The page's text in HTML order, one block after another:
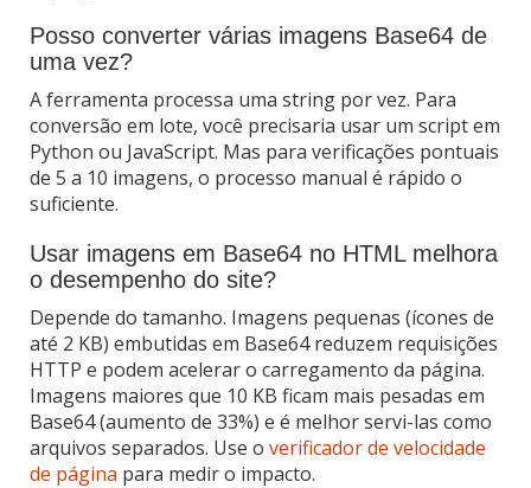
Posso converter várias imagens Base64 de
uma vez?
A ferramenta processa uma string por vez. Para
conversão em lote, você precisaria usar um script em
Python ou JavaScript. Mas para verificações pontuais
de 5 a 10 imagens, o processo manual é rápido o
suficiente.
Usar imagens em Base64 no HTML melhora
o desempenho do site?
Depende do tamanho. Imagens pequenas (ícones de
até 2 KB) embutidas em Base64 reduzem requisições
HTTP e podem acelerar o carregamento da página.
Imagens maiores que 10 KB ficam mais pesadas em
Base64 (aumento de 33%) e é melhor servi-las como
arquivos separados. Use o verificador de velocidade
de página para medir o impacto.